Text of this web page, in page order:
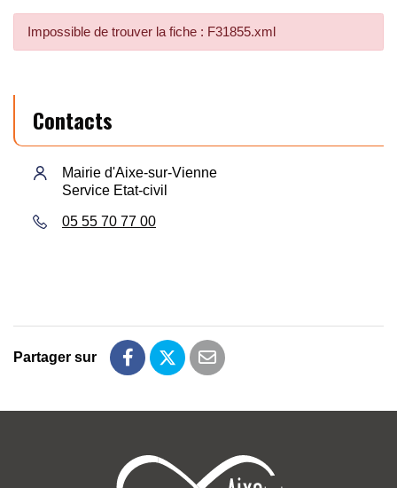
Impossible de trouver la fiche : F31855.xml
Contacts
Mairie d'Aixe-sur-Vienne
Service Etat-civil
05 55 70 77 00
Partager sur
Partager sur Facebook
Partager sur Twitter
Partager par email